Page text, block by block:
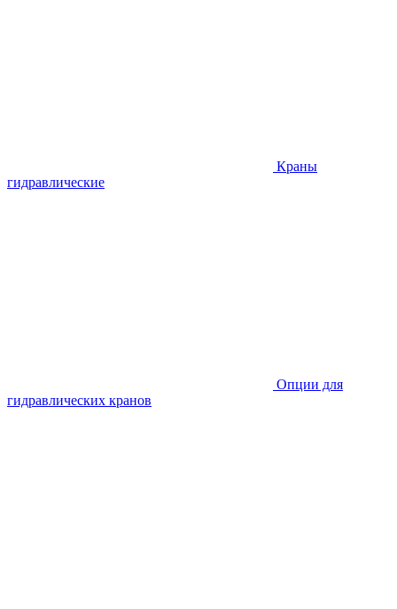
Краны
гидравлические
Опции для
гидравлических кранов